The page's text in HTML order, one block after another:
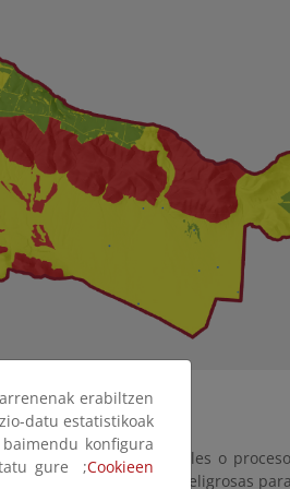
especies muy sensibles o
regeneración o zonas peligrosas
erabiltzen
datu estatistikoak
konfigura
gure ;Cookieen